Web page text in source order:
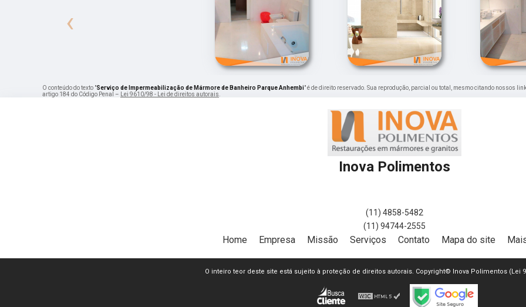
‹
O conteúdo do texto "Serviço de Impermeabilização de Mármore de Banheiro Parque Anhembi" é de direito reservado. Sua reprodução, parcial ou total, mesmo citando nossos
artigo 184 do Código Penal – Lei 9610/98 - Lei de direitos autorais.
Inova Polimentos
(11) 4858-5482
(11) 94744-2555
Home Empresa Missão Serviços Contato Mapa do site
O inteiro teor deste site está sujeito à proteção de direitos autorais. Copyright© Inova Polimentos (Lei